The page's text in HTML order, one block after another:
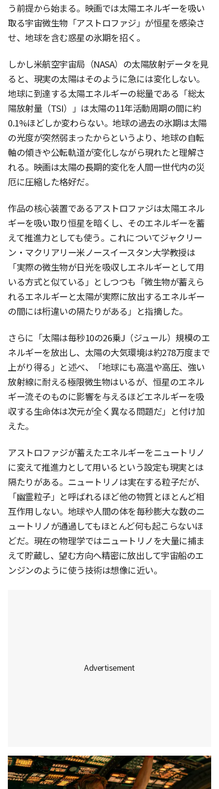
う前提から始まる。映画では太陽エネルギーを吸い
取る宇宙微生物「アストロファジ」が恒星を感染さ
せ、地球を含む惑星の氷期を招く。
しかし米航空宇宙局（NASA）の太陽放射データを見
ると、現実の太陽はそのように急には変化しない。
地球に到達する太陽エネルギーの総量である「総太
陽放射量（TSI）」は太陽の11年活動周期の間に約
0.1%ほどしか変わらない。地球の過去の氷期は太陽
の光度が突然弱まったからというより、地球の自転
軸の傾きや公転軌道が変化しながら現れたと理解さ
れる。映画は太陽の長期的変化を人間一世代内の災
厄に圧縮した格好だ。
作品の核心装置であるアストロファジは太陽エネル
ギーを吸い取り恒星を暗くし、そのエネルギーを蓄
えて推進力としても使う。これについてジャクリー
ン・マクリアリー米ノースイースタン大学教授は
「実際の微生物が日光を吸収しエネルギーとして用
いる方式と似ている」としつつも「微生物が蓄えら
れるエネルギーと太陽が実際に放出するエネルギー
の間には桁違いの隔たりがある」と指摘した。
さらに「太陽は毎秒10の26乗J（ジュール）規模のエ
ネルギーを放出し、太陽の大気環境は約278万度まで
上がり得る」と述べ、「地球にも高温や高圧、強い
放射線に耐える極限微生物はいるが、恒星のエネル
ギー流そのものに影響を与えるほどエネルギーを吸
収する生命体は次元が全く異なる問題だ」と付け加
えた。
アストロファジが蓄えたエネルギーをニュートリノ
に変えて推進力として用いるという設定も現実とは
隔たりがある。ニュートリノは実在する粒子だが、
「幽霊粒子」と呼ばれるほど他の物質とほとんど相
互作用しない。地球や人間の体を毎秒膨大な数のニ
ュートリノが通過してもほとんど何も起こらないほ
どだ。現在の物理学ではニュートリノを大量に捕ま
えて貯蔵し、望む方向へ精密に放出して宇宙船のエ
ンジンのように使う技術は想像に近い。